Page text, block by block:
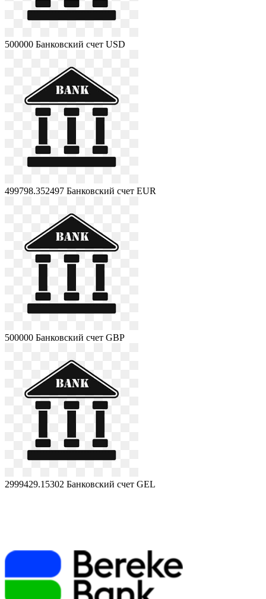
500000 Банковский счет USD
499798.352497 Банковский счет EUR
500000 Банковский счет GBP
2999429.15302 Банковский счет GEL